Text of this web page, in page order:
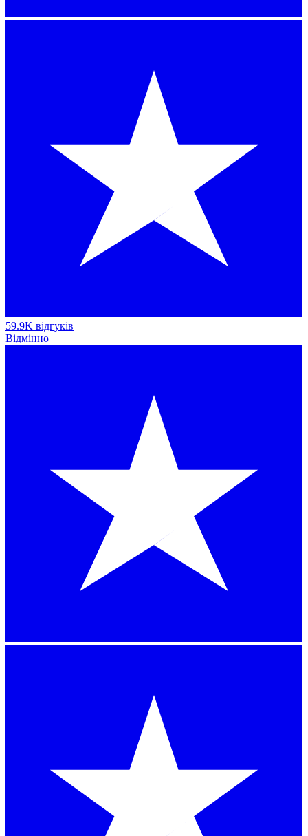
59.9K відгуків
Відмінно